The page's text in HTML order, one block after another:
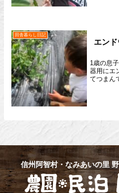
田舎暮らし日記
エン
1歳の息
器用にエ
てつまん
信州阿智村・なみあいの里